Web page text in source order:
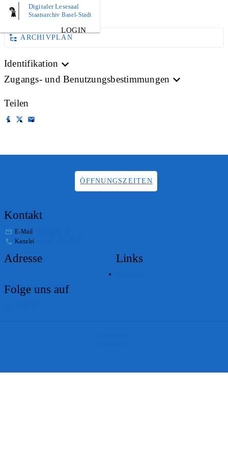
Digitaler Lesesaal
Staatsarchiv Basel-Stadt
LOGIN
AKTE
ARCHIVPLAN
Identifikation
Zugangs- und Benutzungsbestimmungen
Teilen
ÖFFNUNGSZEITEN
Kontakt
E-Mail
Kanzlei
Adresse Links
Folge uns auf